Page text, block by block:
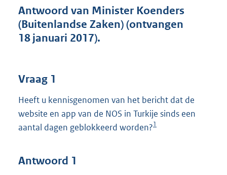
t
e
:
Antwoord van Minister Koenders
(Buitenlandse Zaken) (ontvangen
18 januari 2017).
Vraag 1
Heeft u kennisgenomen van het bericht dat de
website en app van de NOS in Turkije sinds een
aantal dagen geblokkeerd worden?1
Antwoord 1